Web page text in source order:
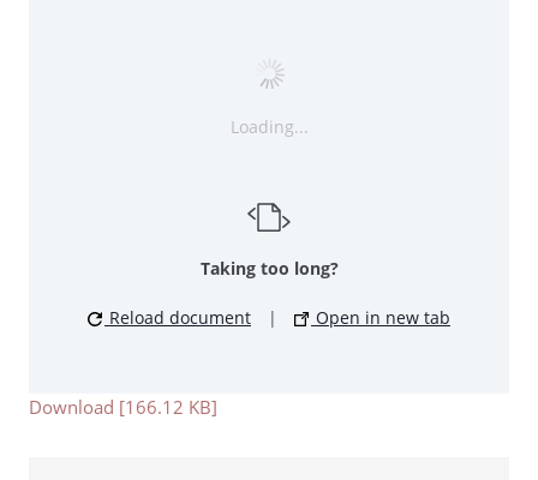
Loading...
Taking too long?
Reload document | Open in new tab
Download [166.12 KB]